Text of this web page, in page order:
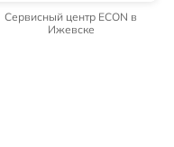
Сервисный центр ECON в
Ижевске